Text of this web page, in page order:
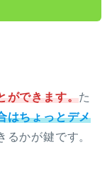
ができます。た
はちょっとデメ
るかが鍵です。